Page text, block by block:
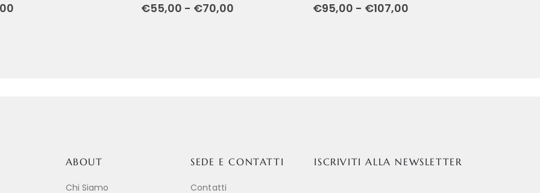
€55,00 - €70,00 €95,00 - €107,00
ABOUT
Chi Siamo
SEDE E CONTATTI
Contatti
ISCRIVITI ALLA NEWSLETTER